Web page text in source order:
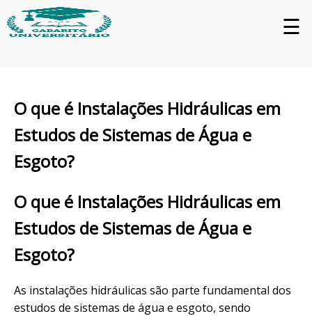
☰
O que é Instalações Hidráulicas em
Estudos de Sistemas de Água e
Esgoto?
O que é Instalações Hidráulicas em
Estudos de Sistemas de Água e
Esgoto?
As instalações hidráulicas são parte fundamental dos
estudos de sistemas de água e esgoto, sendo